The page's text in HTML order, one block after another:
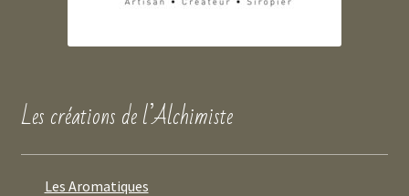
Les créations de l’Alchimiste
Les Aromatiques